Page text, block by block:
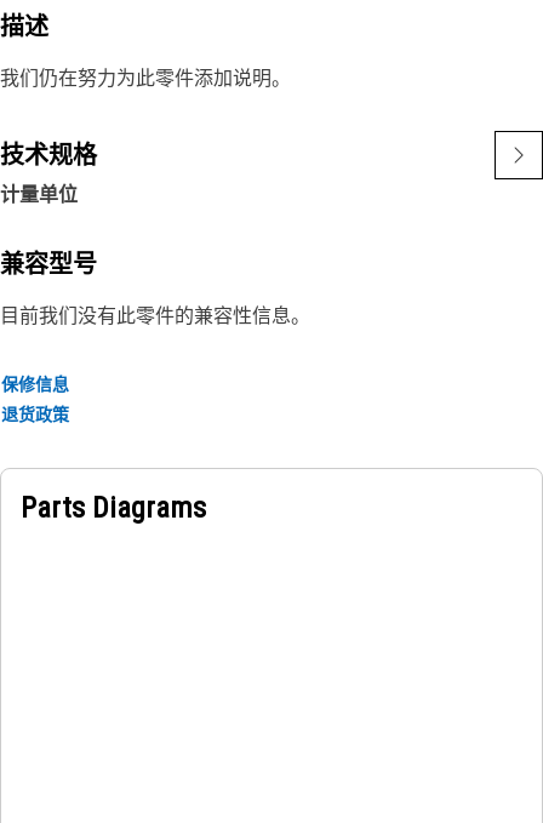
描述
我们仍在努力为此零件添加说明。
技术规格
计量单位
兼容型号
目前我们没有此零件的兼容性信息。
保修信息
退货政策
Parts Diagrams